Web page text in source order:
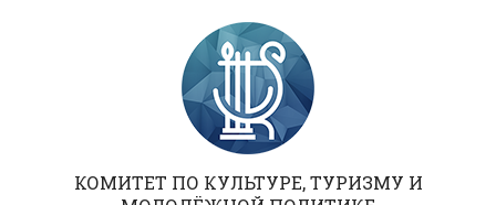
КОМИТЕТ ПО КУЛЬТУРЕ, ТУРИЗМУ И